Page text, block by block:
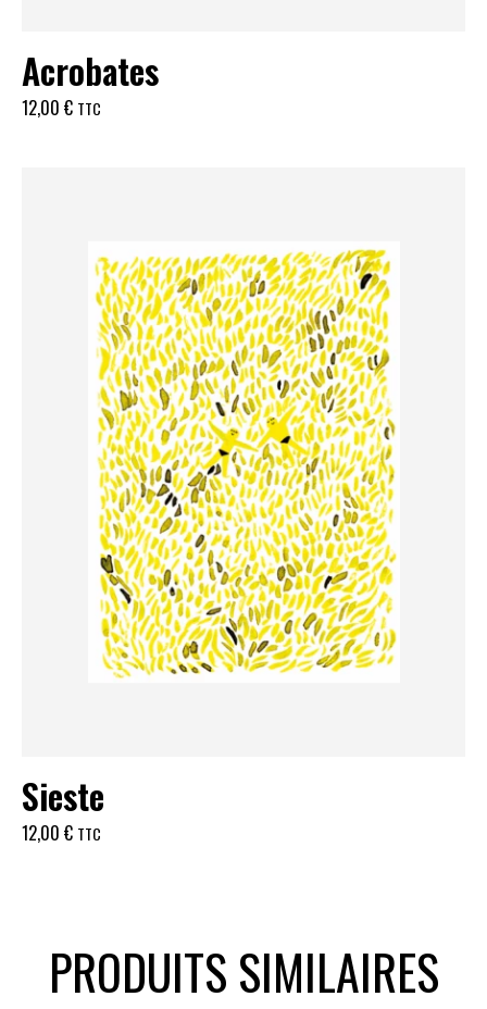
Acrobates
12,00 € TTC
Sieste
12,00 € TTC
PRODUITS SIMILAIRES